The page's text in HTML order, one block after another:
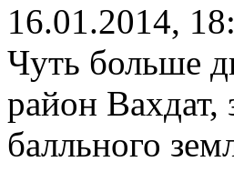
16.01.2014,
Чуть больше
район Вахдат,
балльного